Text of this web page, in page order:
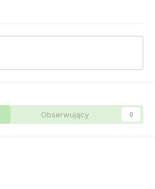
Obserwujący 0